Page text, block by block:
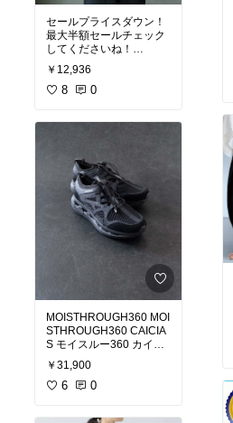
セールプライスダウン！
最大半額セールチェック
してくださいね！
LAITERIE(レイトリー)ラ
ミーテンセル フレンチ綾
￥12,936
8 0
MOISTHROUGH360 MOI
STHROUGH360 CAICIA
S モイスルー360 カイキ
アス コンポジット シュー
ズ・靴 スニーカー ベージ
ュ ブラック【送料無料】
￥31,900
6 0